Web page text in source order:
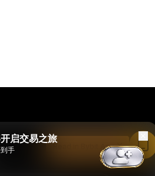
启交易之旅
手 Read in Bybit App